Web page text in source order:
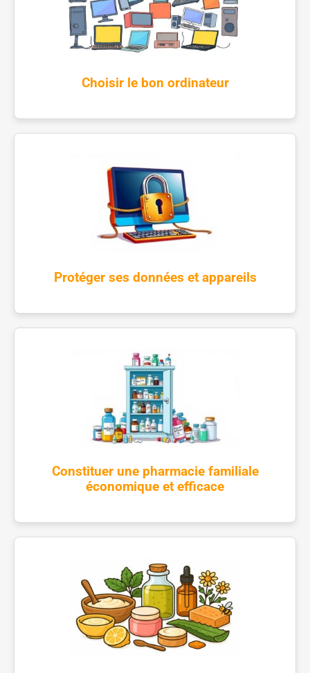
Choisir le bon ordinateur
Protéger ses données et appareils
Constituer une pharmacie familiale
économique et efficace